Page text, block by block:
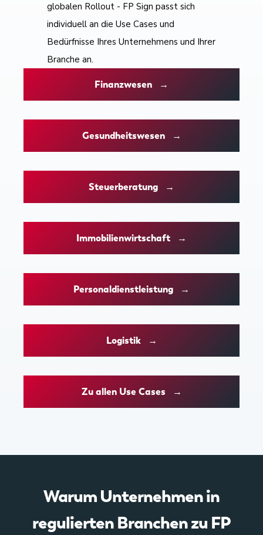
globalen Rollout - FP Sign passt sich
individuell an die Use Cases und
Bedürfnisse Ihres Unternehmens und Ihrer
Branche an.
Finanzwesen →
Gesundheitswesen →
Steuerberatung →
Immobilienwirtschaft →
Personaldienstleistung →
Logistik →
Zu allen Use Cases →
Warum Unternehmen in
regulierten Branchen zu FP